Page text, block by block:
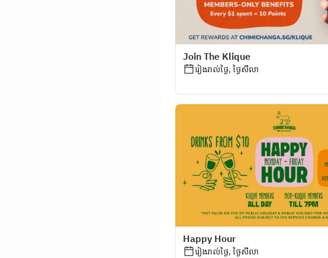
Join The Klique
រៀងរាល់ថ្ងៃ, ថ្ងៃសីលា
Happy Hour
រៀងរាល់ថ្ងៃ, ថ្ងៃសីលា